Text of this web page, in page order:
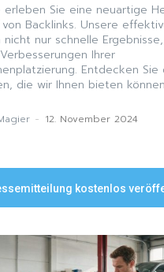
erleben Sie eine neuartige
Backlinks. Unsere
nicht nur schnelle
Ihrer
Entdecken Sie
die wir Ihnen bieten
- 12. November 2024
kostenlos